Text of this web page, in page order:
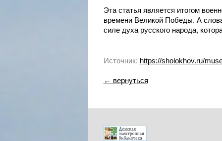
Эта статья является итогом
времени Великой Победы. А
силе духа русского народа,
Источник: https://sholokhov.ru/
← вернуться